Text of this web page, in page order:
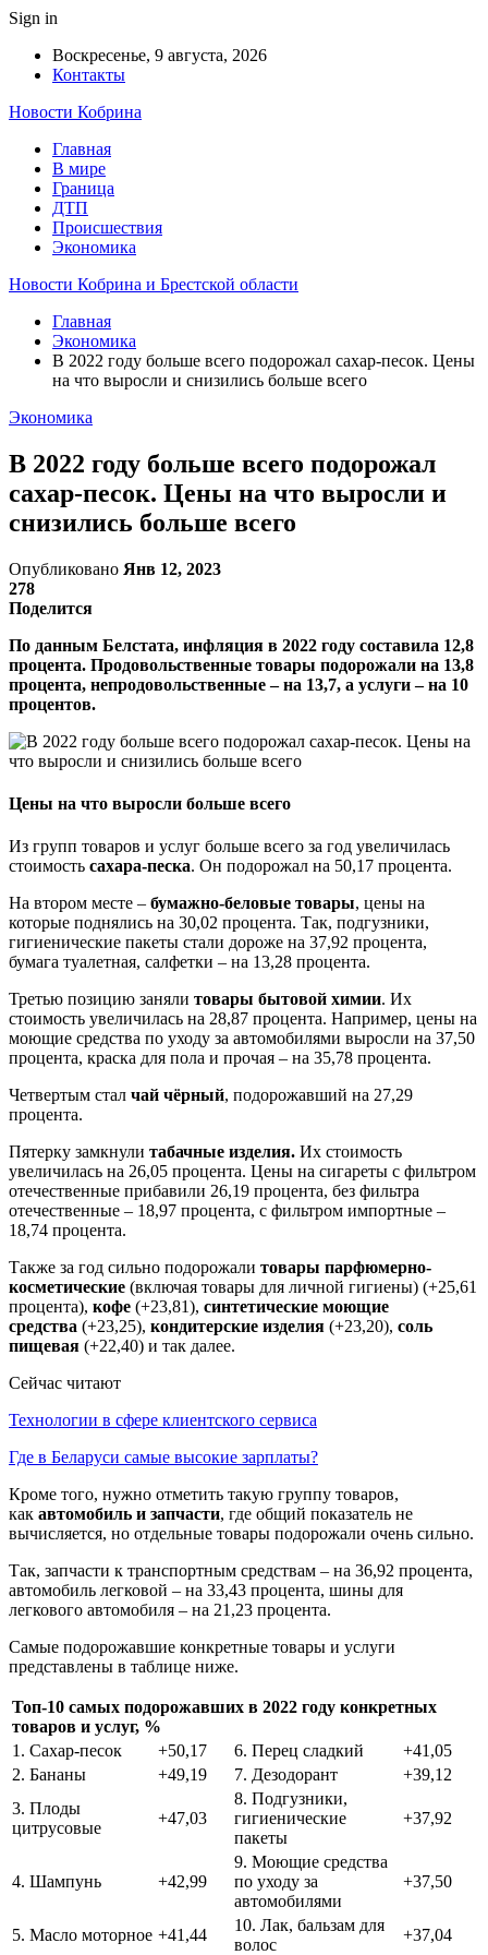
Sign in
Воскресенье, 9 августа, 2026
Контакты
Новости Кобрина
Главная
В мире
Граница
ДТП
Происшествия
Экономика
Новости Кобрина и Брестской области
Главная
Экономика
В 2022 году больше всего подорожал сахар-песок. Цены
на что выросли и снизились больше всего
Экономика
В 2022 году больше всего подорожал
сахар-песок. Цены на что выросли и
снизились больше всего
Опубликовано Янв 12, 2023
278
Поделится
По данным Белстата, инфляция в 2022 году составила 12,8
процента. Продовольственные товары подорожали на 13,8
процента, непродовольственные – на 13,7, а услуги – на 10
процентов.
Цены на что выросли больше всего
Из групп товаров и услуг больше всего за год увеличилась
стоимость сахара-песка. Он подорожал на 50,17 процента.
На втором месте – бумажно-беловые товары, цены на
которые поднялись на 30,02 процента. Так, подгузники,
гигиенические пакеты стали дороже на 37,92 процента,
бумага туалетная, салфетки – на 13,28 процента.
Третью позицию заняли товары бытовой химии. Их
стоимость увеличилась на 28,87 процента. Например, цены на
моющие средства по уходу за автомобилями выросли на 37,50
процента, краска для пола и прочая – на 35,78 процента.
Четвертым стал чай чёрный, подорожавший на 27,29
процента.
Пятерку замкнули табачные изделия. Их стоимость
увеличилась на 26,05 процента. Цены на сигареты с фильтром
отечественные прибавили 26,19 процента, без фильтра
отечественные – 18,97 процента, с фильтром импортные –
18,74 процента.
Также за год сильно подорожали товары парфюмерно-
косметические (включая товары для личной гигиены) (+25,61
процента), кофе (+23,81), синтетические моющие
средства (+23,25), кондитерские изделия (+23,20), соль
пищевая (+22,40) и так далее.
Сейчас читают
Технологии в сфере клиентского сервиса
Где в Беларуси самые высокие зарплаты?
Кроме того, нужно отметить такую группу товаров,
как автомобиль и запчасти, где общий показатель не
вычисляется, но отдельные товары подорожали очень сильно.
Так, запчасти к транспортным средствам – на 36,92 процента,
автомобиль легковой – на 33,43 процента, шины для
легкового автомобиля – на 21,23 процента.
Самые подорожавшие конкретные товары и услуги
представлены в таблице ниже.
Топ-10 самых подорожавших в 2022 году конкретных
товаров и услуг, %
1. Сахар-песок
+50,17 6. Перец сладкий
+41,05
2. Бананы
+49,19 7. Дезодорант
+39,12
3. Плоды
цитрусовые
+47,03
8. Подгузники,
гигиенические
пакеты
+37,92
4. Шампунь +42,99
9. Моющие средства
по уходу за
автомобилями
+37,50
5. Масло моторное +41,44
10. Лак, бальзам для
волос
+37,04